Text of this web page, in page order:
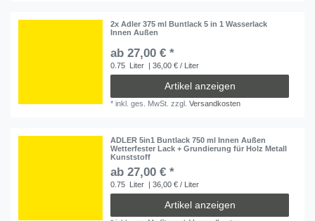
2x Adler 375 ml Buntlack 5 in 1 Wasserlack
Innen Außen
ab 27,00 € *
0.75 Liter | 36,00 € / Liter
Artikel anzeigen
*inkl. ges. MwSt. zzgl.Versandkosten
ADLER 5in1 Buntlack 750 ml Innen Außen
Wetterfester Lack + Grundierung für Holz Metall
Kunststoff
ab 27,00 € *
0.75 Liter | 36,00 € / Liter
Artikel anzeigen